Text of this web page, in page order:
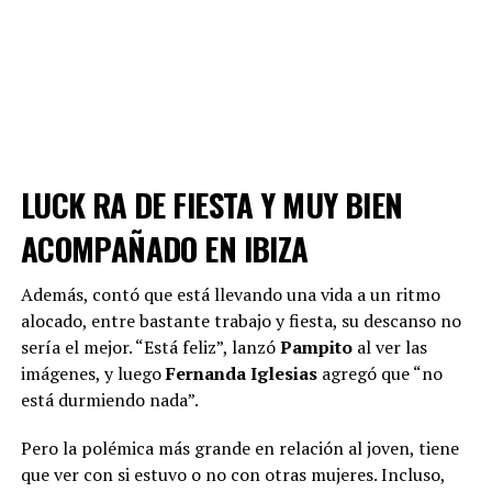
LUCK RA DE FIESTA Y MUY BIEN
ACOMPAÑADO EN IBIZA
Además, contó que está llevando una vida a un ritmo
alocado, entre bastante trabajo y fiesta, su descanso no
sería el mejor. “Está feliz”, lanzóPampitoal ver las
imágenes, y luegoFernanda Iglesiasagregó que “no
está durmiendo nada”.
Pero la polémica más grande en relación al joven, tiene
que ver con si estuvo o no con otras mujeres. Incluso,